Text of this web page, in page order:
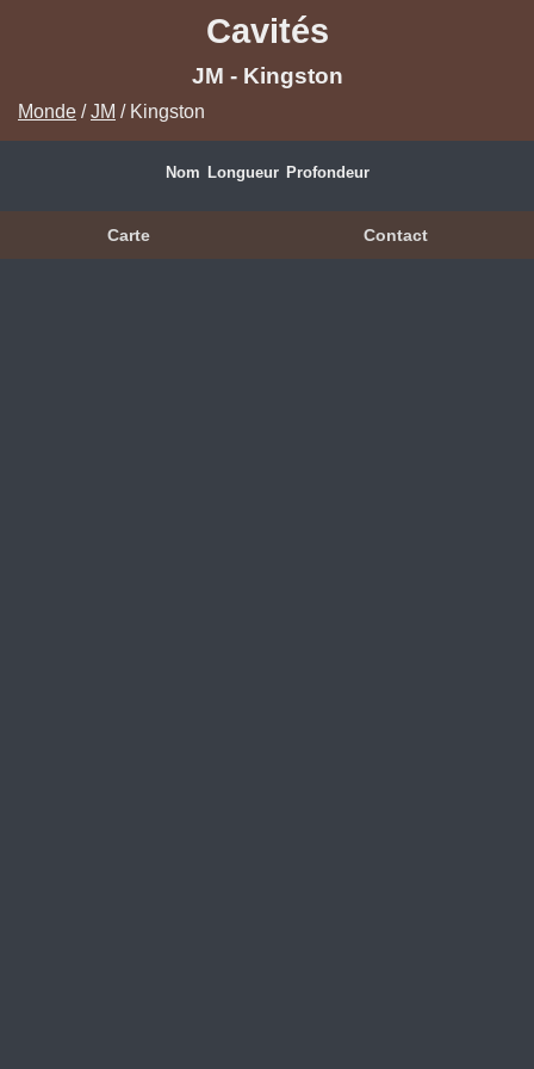
Cavités
JM - Kingston
Monde /JM / Kingston
Nom Longueur Profondeur
Carte Contact